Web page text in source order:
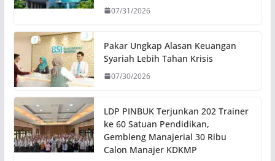
07/31/2026
Pakar Ungkap Alasan Keuangan
Syariah Lebih Tahan Krisis
07/30/2026
LDP PINBUK Terjunkan 202 Trainer
ke 60 Satuan Pendidikan,
Gembleng Manajerial 30 Ribu
Calon Manajer KDKMP